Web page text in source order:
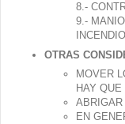
8.-
9.-
OTRAS
MOVER
HAY
ABRIGAR
EN